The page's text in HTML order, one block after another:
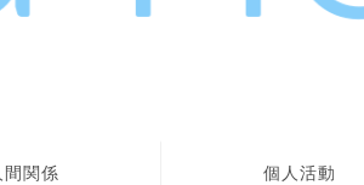
間関係 個人活動